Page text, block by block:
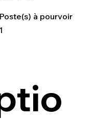
Poste(s) à pourvoir
1